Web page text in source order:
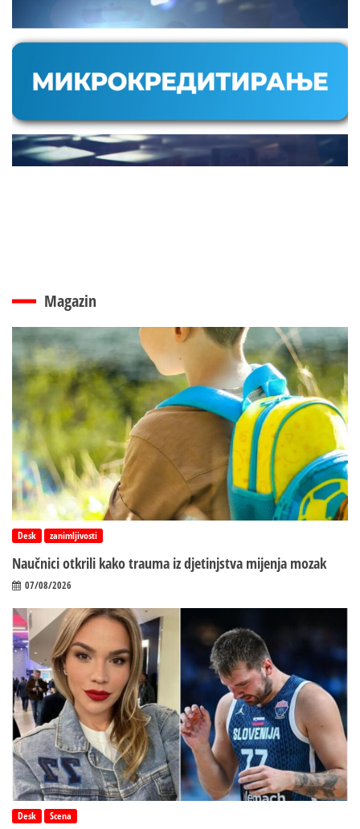
Magazin
Desk zanimljivosti
Naučnici otkrili kako trauma iz d‌jetinjstva mijenja mozak
07/08/2026
Desk Scena